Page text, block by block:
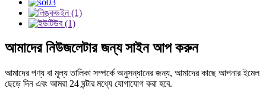
আমাদের নিউজলেটার জন্য সাইন আপ করুন
আমাদের পণ্য বা মূল্য তালিকা সম্পর্কে অনুসন্ধানের জন্য, আমাদের কাছে আপনার ইমেল
ছেড়ে দিন এবং আমরা 24 ঘন্টার মধ্যে যোগাযোগ করা হবে.